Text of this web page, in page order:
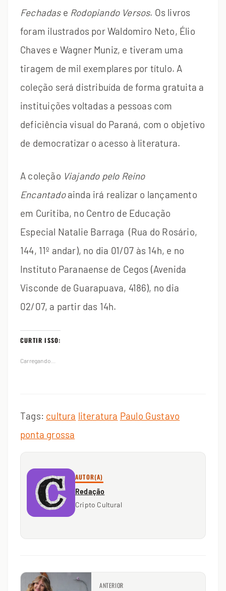
Fechadas e Rodopiando Versos. Os livros
foram ilustrados por Waldomiro Neto, Élio
Chaves e Wagner Muniz, e tiveram uma
tiragem de mil exemplares por título. A
coleção será distribuída de forma gratuita a
instituições voltadas a pessoas com
deficiência visual do Paraná, com o objetivo
de democratizar o acesso à literatura.
A coleção Viajando pelo Reino
Encantadoainda irá realizar o lançamento
em Curitiba, no Centro de Educação
Especial Natalie Barraga (Rua do Rosário,
144, 11º andar), no dia 01/07 às 14h, e no
Instituto Paranaense de Cegos (Avenida
Visconde de Guarapuava, 4186), no dia
02/07, a partir das 14h.
CURTIR ISSO:
Carregando...
Tags: cultura literatura Paulo Gustavo
ponta grossa
AUTOR(A)
Redação
Cripto Cultural
ANTERIOR